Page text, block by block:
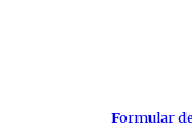
Formular